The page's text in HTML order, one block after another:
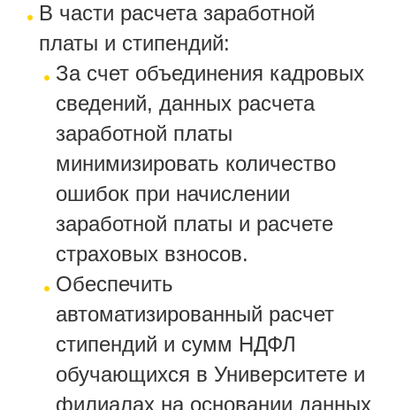
В части расчета заработной
платы и стипендий:
За счет объединения кадровых
сведений, данных расчета
заработной платы
минимизировать количество
ошибок при начислении
заработной платы и расчете
страховых взносов.
Обеспечить
автоматизированный расчет
стипендий и сумм НДФЛ
обучающихся в Университете и
филиалах на основании данных